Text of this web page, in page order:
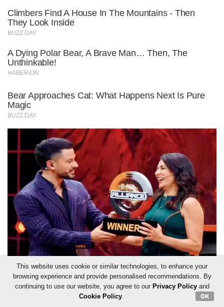
This website uses cookie or similar technologies, to enhance your
browsing experience and provide personalised recommendations. By
continuing to use our website, you agree to our Privacy Policyand
Cookie Policy. OK